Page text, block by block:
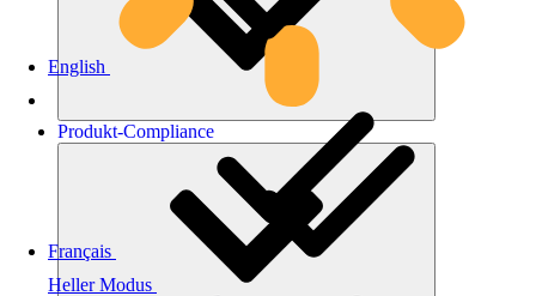
Heller Modus
English
Français
Produkt-Compliance